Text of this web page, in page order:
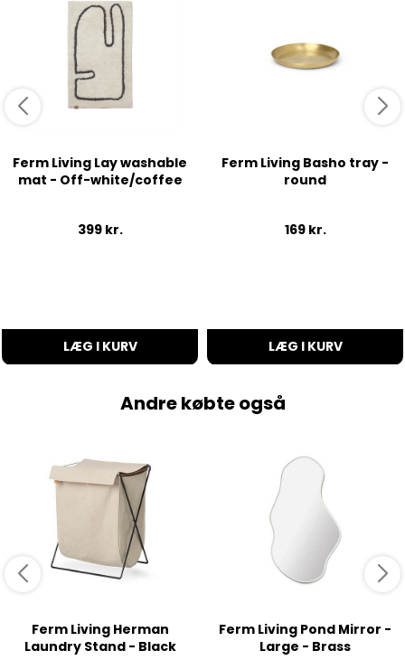
Ferm Living Lay washable
mat - Off-white/coffee
399 kr.
LÆG I KURV
Ferm Living Basho tray -
round
169 kr.
LÆG I KURV
Andre købte også
Ferm Living Herman
Laundry Stand - Black
Ferm Living Pond Mirror -
Large - Brass